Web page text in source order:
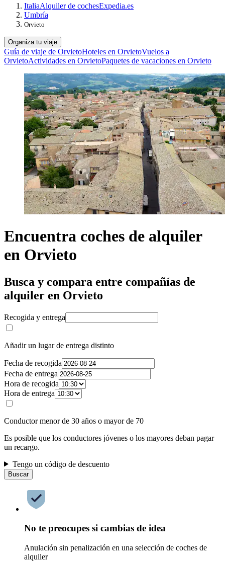
ItaliaAlquiler de cochesExpedia.es
Umbría
Orvieto
Organiza tu viaje
Guía de viaje de OrvietoHoteles en OrvietoVuelos a
OrvietoActividades en OrvietoPaquetes de vacaciones en Orvieto
Encuentra coches de alquiler
en Orvieto
Busca y compara entre compañías de
alquiler en Orvieto
Recogida y entrega
Añadir un lugar de entrega distinto
Fecha de recogida
Fecha de entrega
Hora de recogida
Hora de entrega
Conductor menor de 30 años o mayor de 70
Es posible que los conductores jóvenes o los mayores deban pagar
un recargo.
Tengo un código de descuento
Buscar
No te preocupes si cambias de idea
Anulación sin penalización en una selección de coches de
alquiler